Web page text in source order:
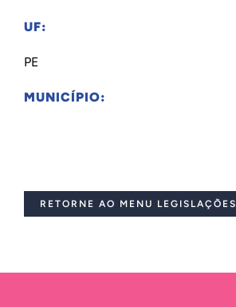
UF:
PE
MUNICÍPIO:
RETORNE AO MENU LEGISLAÇÕES